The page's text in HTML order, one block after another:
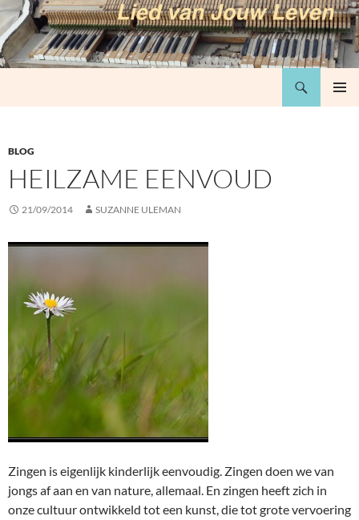
Ga
naar
de
inhoud
BLOG
HEILZAME EENVOUD
21/09/2014 SUZANNE ULEMAN
Zingen is eigenlijk kinderlijk eenvoudig. Zingen doen we van
jongs af aan en van nature, allemaal. En zingen heeft zich in
onze cultuur ontwikkeld tot een kunst, die tot grote vervoering